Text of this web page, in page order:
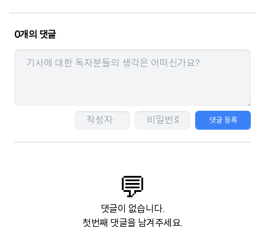
0개의 댓글
댓글 등록
💬
댓글이 없습니다.
첫번째 댓글을 남겨주세요.